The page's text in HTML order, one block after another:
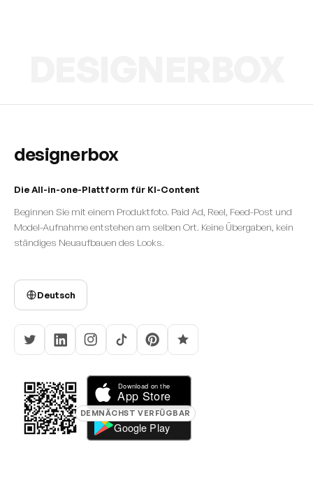
designerbox
Die All-in-one-Plattform für KI-Content
Beginnen Sie mit einem Produktfoto. Paid Ad, Reel, Feed-Post und
Model-Aufnahme entstehen am selben Ort. Keine Übergaben, kein
ständiges Neuaufbauen des Looks.
Deutsch
DEMNÄCHST VERFÜGBAR